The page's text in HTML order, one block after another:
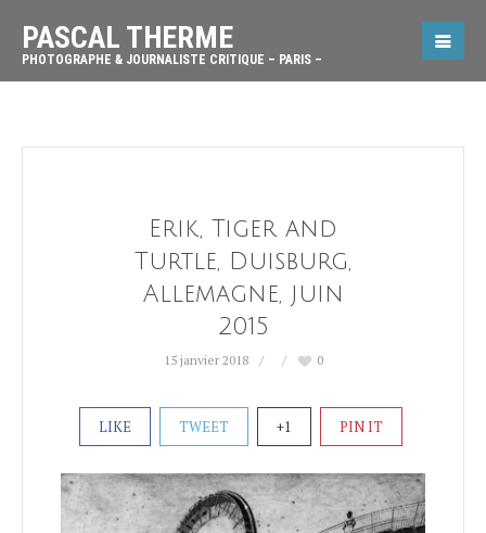
PASCAL THERME
PHOTOGRAPHE & JOURNALISTE CRITIQUE – PARIS –
Erik, Tiger and
Turtle, Duisburg,
Allemagne, juin
2015
15 janvier 2018 0
LIKE TWEET +1 PIN IT